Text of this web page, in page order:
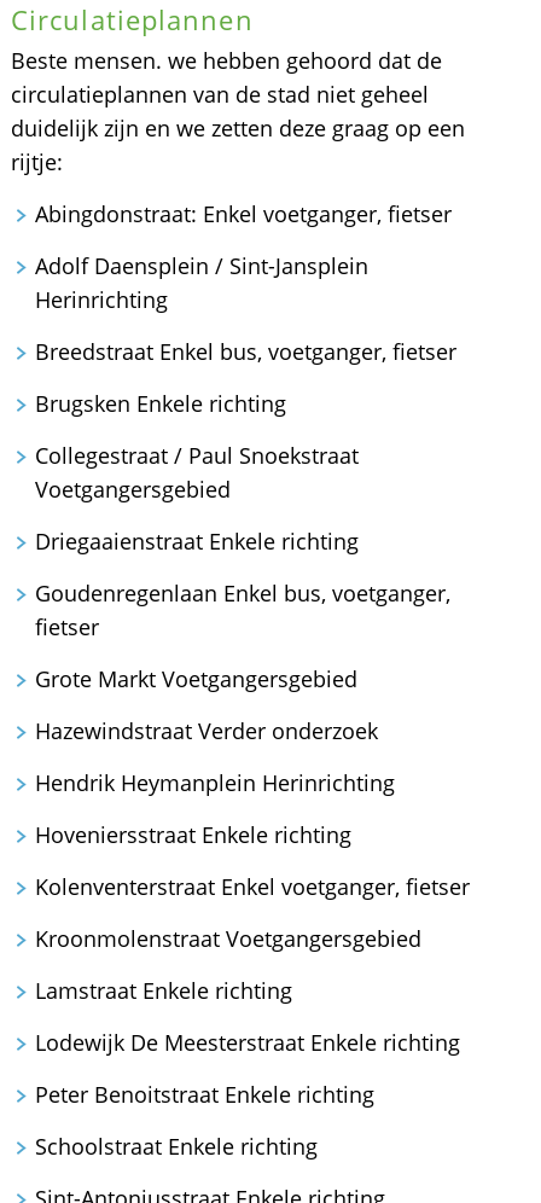
Circulatieplannen
Beste mensen. we hebben gehoord dat de
circulatieplannen van de stad niet geheel
duidelijk zijn en we zetten deze graag op een
rijtje:
Abingdonstraat: Enkel voetganger, fietser
Adolf Daensplein / Sint-Jansplein
Herinrichting
Breedstraat Enkel bus, voetganger, fietser
Brugsken Enkele richting
Collegestraat / Paul Snoekstraat
Voetgangersgebied
Driegaaienstraat Enkele richting
Goudenregenlaan Enkel bus, voetganger,
fietser
Grote Markt Voetgangersgebied
Hazewindstraat Verder onderzoek
Hendrik Heymanplein Herinrichting
Hoveniersstraat Enkele richting
Kolenventerstraat Enkel voetganger, fietser
Kroonmolenstraat Voetgangersgebied
Lamstraat Enkele richting
Lodewijk De Meesterstraat Enkele richting
Peter Benoitstraat Enkele richting
Schoolstraat Enkele richting